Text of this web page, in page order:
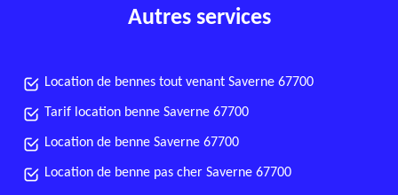
Autres services
Location de bennes tout venant Saverne 67700
Tarif location benne Saverne 67700
Location de benne Saverne 67700
Location de benne pas cher Saverne 67700